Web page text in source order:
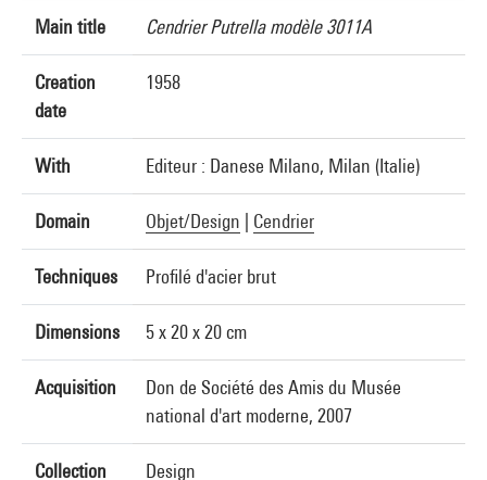
Main title Cendrier Putrella modèle 3011A
Creation
date
1958
With Editeur : Danese Milano, Milan (Italie)
Domain Objet/Design Cendrier
Techniques Profilé d'acier brut
Dimensions 5 x 20 x 20 cm
Acquisition
Don de Société des Amis du Musée
national d'art moderne, 2007
Collection Design